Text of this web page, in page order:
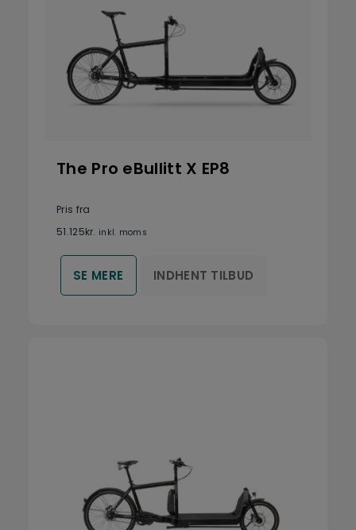
The Pro eBullitt X EP8
Pris fra
51.125kr. inkl. moms
SE MERE INDHENT TILBUD